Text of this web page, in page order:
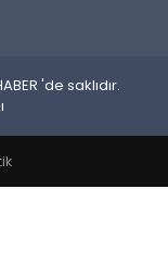
'de saklıdır.